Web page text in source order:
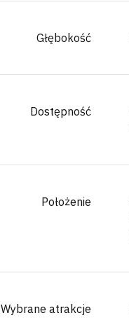
Głębokość
Dostępność
Położenie
Wybrane atrakcje